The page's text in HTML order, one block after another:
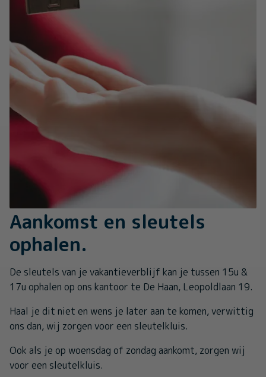
Aankomst en sleutels
ophalen.
De sleutels van je vakantieverblijf kan je tussen 15u &
17u ophalen op ons kantoor te De Haan, Leopoldlaan 19.
Haal je dit niet en wens je later aan te komen, verwittig
ons dan, wij zorgen voor een sleutelkluis.
Ook als je op woensdag of zondag aankomt, zorgen wij
voor een sleutelkluis.